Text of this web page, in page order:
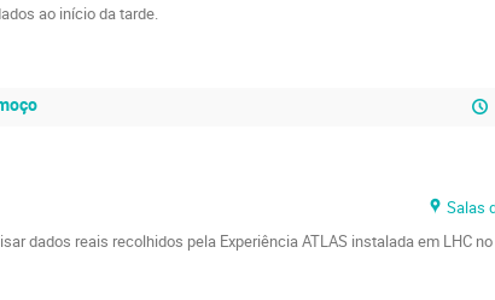
ao início da tarde.
Salas
dados reais recolhidos pela Experiência ATLAS instalada em LHC no